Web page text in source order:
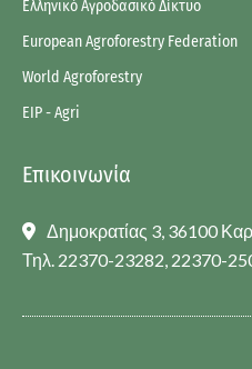
Ελληνικό Αγροδασικό Δίκτυο
European Agroforestry Federation
World Agroforestry
EIP - Agri
Επικοινωνία
Δημοκρατίας 3, 36100
Τηλ. 22370-23282, 22370-